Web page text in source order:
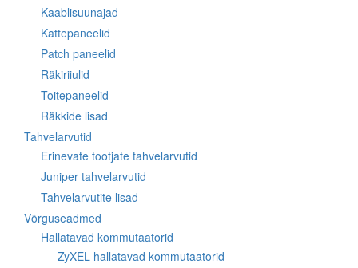
Kaablisuunajad
Kattepaneelid
Patch paneelid
Räkiriiulid
Toitepaneelid
Räkkide lisad
Tahvelarvutid
Erinevate tootjate tahvelarvutid
Juniper tahvelarvutid
Tahvelarvutite lisad
Võrguseadmed
Hallatavad kommutaatorid
ZyXEL hallatavad kommutaatorid